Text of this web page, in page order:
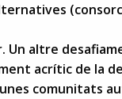
Un altre
acrític de la
comunitats